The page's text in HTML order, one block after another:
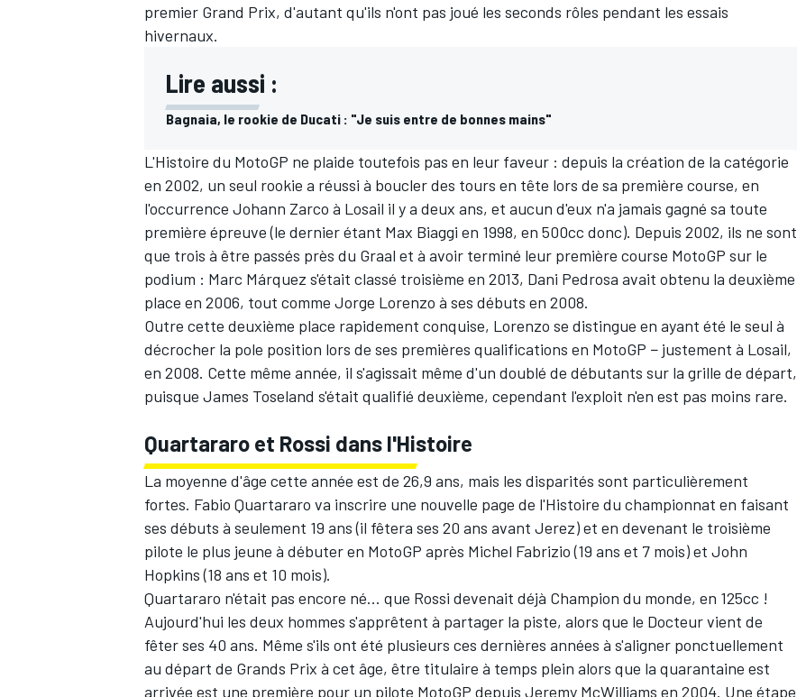
premier Grand Prix, d'autant qu'ils n'ont pas joué les seconds rôles pendant les essais
hivernaux.
Lire aussi :
Bagnaia, le rookie de Ducati : "Je suis entre de bonnes mains"
L'Histoire du MotoGP ne plaide toutefois pas en leur faveur : depuis la création de la catégorie
en 2002, un seul rookie a réussi à boucler des tours en tête lors de sa première course, en
l'occurrence Johann Zarco à Losail il y a deux ans, et aucun d'eux n'a jamais gagné sa toute
première épreuve (le dernier étant Max Biaggi en 1998, en 500cc donc). Depuis 2002, ils ne sont
que trois à être passés près du Graal et à avoir terminé leur première course MotoGP sur le
podium : Marc Márquez s'était classé troisième en 2013, Dani Pedrosa avait obtenu la deuxième
place en 2006, tout comme Jorge Lorenzo à ses débuts en 2008.
Outre cette deuxième place rapidement conquise, Lorenzo se distingue en ayant été le seul à
décrocher la pole position lors de ses premières qualifications en MotoGP − justement à Losail,
en 2008. Cette même année, il s'agissait même d'un doublé de débutants sur la grille de départ,
puisque James Toseland s'était qualifié deuxième, cependant l'exploit n'en est pas moins rare.
Quartararo et Rossi dans l'Histoire
La moyenne d'âge cette année est de 26,9 ans, mais les disparités sont particulièrement
fortes. Fabio Quartararo va inscrire une nouvelle page de l'Histoire du championnat en faisant
ses débuts à seulement 19 ans (il fêtera ses 20 ans avant Jerez) et en devenant le troisième
pilote le plus jeune à débuter en MotoGP après Michel Fabrizio (19 ans et 7 mois) et John
Hopkins (18 ans et 10 mois).
Quartararo n'était pas encore né... que Rossi devenait déjà Champion du monde, en 125cc !
Aujourd'hui les deux hommes s'apprêtent à partager la piste, alors que le Docteur vient de
fêter ses 40 ans. Même s'ils ont été plusieurs ces dernières années à s'aligner ponctuellement
au départ de Grands Prix à cet âge, être titulaire à temps plein alors que la quarantaine est
arrivée est une première pour un pilote MotoGP depuis Jeremy McWilliams en 2004. Une étape